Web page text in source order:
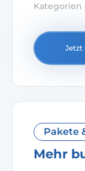
Kategorien
Jetzt
Pakete
Mehr